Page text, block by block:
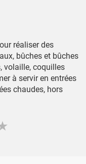
réaliser des
bûches et bûches
volaille, coquilles
à servir en entrées
chaudes, hors